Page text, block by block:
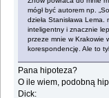
mógł być autorem np.
dzieła Stanisława
inteligentny i znacznie
‎przeze mnie w Krakowie
korespondencję. ‎Ale to
Pana hipoteza?
O ile wiem, podobną
Dick: